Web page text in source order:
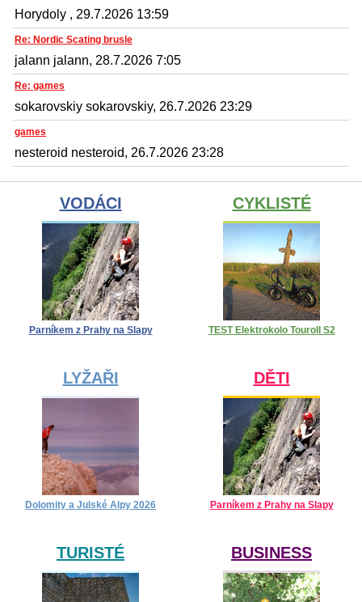
Horydoly , 29.7.2026 13:59
Re: Nordic Scating brusle
jalann jalann, 28.7.2026 7:05
Re: games
sokarovskiy sokarovskiy, 26.7.2026 23:29
games
nesteroid nesteroid, 26.7.2026 23:28
VODÁCI
Parníkem z Prahy na Slapy
CYKLISTÉ
TEST Elektrokolo Touroll S2
LYŽAŘI
Dolomity a Julské Alpy 2026
DĚTI
Parníkem z Prahy na Slapy
TURISTÉ BUSINESS